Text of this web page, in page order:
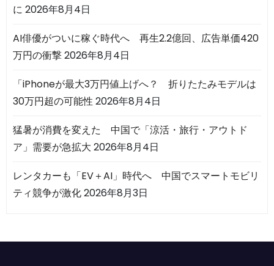
に 2026年8月4日
AI俳優がついに稼ぐ時代へ 再生2.2億回、広告単価420
万円の衝撃2026年8月4日
「iPhoneが最大3万円値上げへ？ 折りたたみモデルは
30万円超の可能性 2026年8月4日
猛暑が消費を変えた 中国で「涼活・旅行・アウトド
ア」需要が急拡大 2026年8月4日
レンタカーも「EV＋AI」時代へ 中国でスマートモビリ
ティ競争が激化2026年8月3日